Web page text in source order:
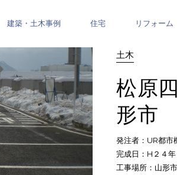
建築・土木事例 住宅 リフォーム
土木
松原
形市
発注者：UR都市
完成日：H２４年
工事場所：山形